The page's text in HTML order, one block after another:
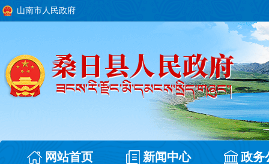
山南市人民政府
网站首页 新闻中心 政务